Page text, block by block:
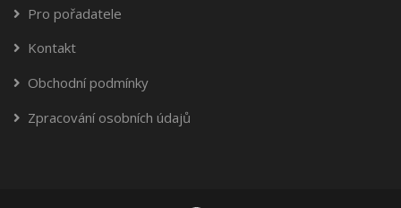
Pro pořadatele
Kontakt
Obchodní podmínky
Zpracování osobních údajů